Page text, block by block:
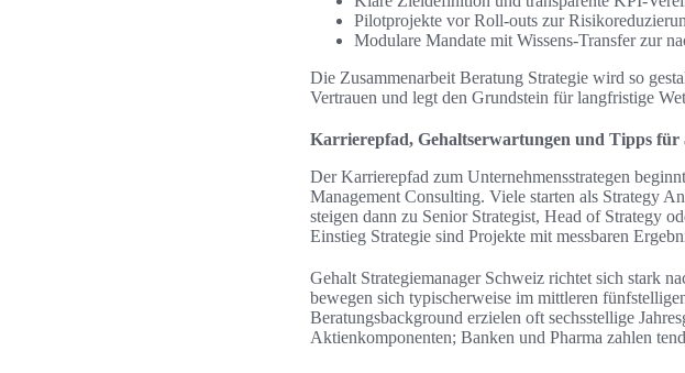
Pilotprojekte vor Roll-outs zur
Modulare Mandate mit Wissens-Transfer zur
Die Zusammenarbeit Beratung Strategie wird so
Vertrauen und legt den Grundstein für langfristige
Karrierepfad, Gehaltserwartungen und Tipps für
Der Karrierepfad zum Unternehmensstrategen
Management Consulting. Viele starten als Strategy
steigen dann zu Senior Strategist, Head of Strategy
Einstieg Strategie sind Projekte mit messbaren
Gehalt Strategiemanager Schweiz richtet sich stark
bewegen sich typischerweise im mittleren
Beratungsbackground erzielen oft sechsstellige
Aktienkomponenten; Banken und Pharma zahlen